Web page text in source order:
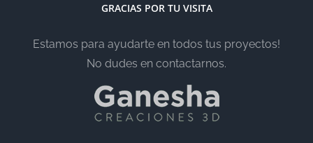
GRACIAS POR TU VISITA
Estamos para ayudarte en todos tus proyectos!
No dudes en contactarnos.